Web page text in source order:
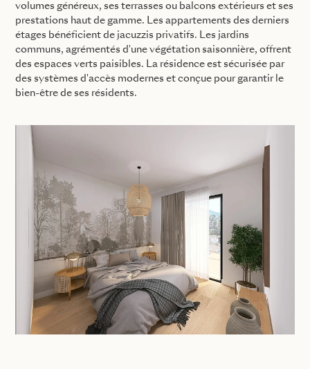
volumes généreux, ses terrasses ou balcons extérieurs et ses
prestations haut de gamme. Les appartements des derniers
étages bénéficient de jacuzzis privatifs. Les jardins
communs, agrémentés d'une végétation saisonnière, offrent
des espaces verts paisibles. La résidence est sécurisée par
des systèmes d'accès modernes et conçue pour garantir le
bien-être de ses résidents.